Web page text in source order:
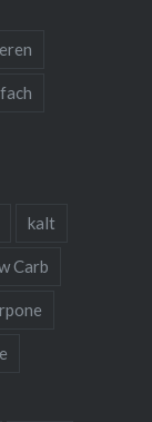
kalt
Carb